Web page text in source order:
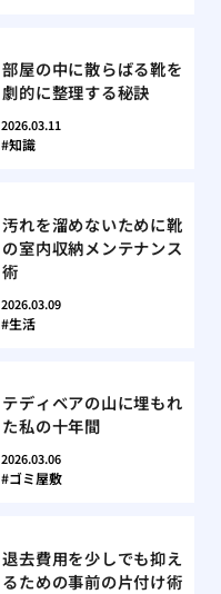
部屋の中に散らばる靴を
劇的に整理する秘訣
2026.03.11
知識
汚れを溜めないために靴
の室内収納メンテナンス
術
2026.03.09
生活
テディベアの山に埋もれ
た私の十年間
2026.03.06
ゴミ屋敷
退去費用を少しでも抑え
るための事前の片付け術